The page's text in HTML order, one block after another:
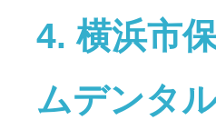
4. 横浜市
ムデンタ